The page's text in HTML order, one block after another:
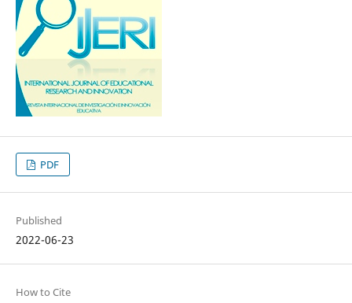
PDF
Published
2022-06-23
How to Cite